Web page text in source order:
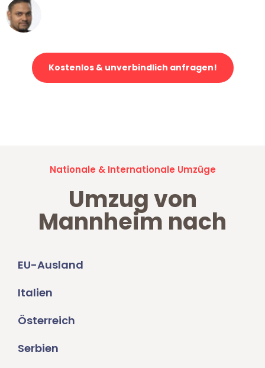
Kostenlos & unverbindlich anfragen!
Nationale & Internationale Umzüge
Umzug von
Mannheim nach
EU-Ausland
Italien
Österreich
Serbien